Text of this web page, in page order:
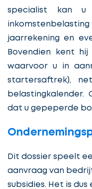
specialist kan
jaarrekening en
Bovendien kent
waarvoor u in
startersaftrek),
dat u gepeperde
Dit dossier speelt
aanvraag van
subsidies. Het is